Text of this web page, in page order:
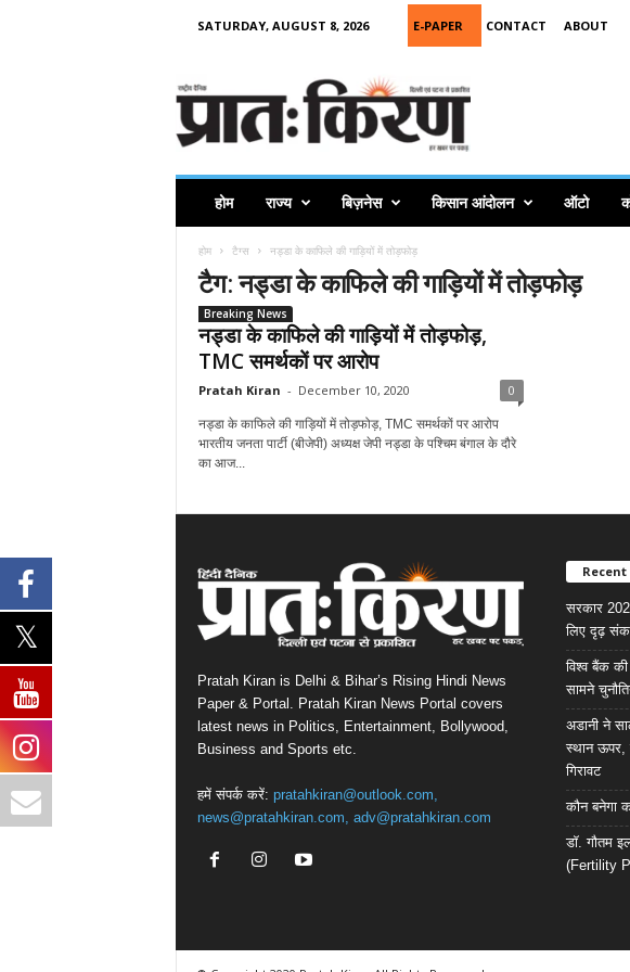
SATURDAY, AUGUST 8, 2026 E-PAPER CONTACT ABOUT
r
a
t
h
होम राज्य बिज़नेस किसान आंदोलन ऑटो
होम टैग्स नड्डा के काफिले की गाड़ियों में तोड़फोड़
टैग: नड्डा के काफिले की गाड़ियों में तोड़फोड़
Breaking News
नड्डा के काफिले की गाड़ियों में तोड़फोड़,
TMC समर्थकों पर आरोप
Pratah Kiran - December 10, 2020 0
नड्डा के काफिले की गाड़ियों में तोड़फोड़, TMC समर्थकों पर आरोप
भारतीय जनता पार्टी (बीजेपी) अध्यक्ष जेपी नड्डा के पश्चिम बंगाल के दौरे
का आज...
Pratah Kiran is Delhi & Bihar’s Rising Hindi News
Paper & Portal. Pratah Kiran News Portal covers
latest news in Politics, Entertainment, Bollywood,
Business and Sports etc.
हमें संपर्क करें: pratahkiran@outlook.com,
news@pratahkiran.com, adv@pratahkiran.com
Recent
सरकार
लिए दृढ़
विश्व बैंक की
सामने
अडानी ने
स्थान ऊपर,
गिरावट
कौन बनेगा
डॉ. गौतम
(Fertility